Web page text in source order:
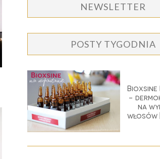
NEWSLETTER
POSTY TYGODNIA
Bioxsine
-
na
włosów